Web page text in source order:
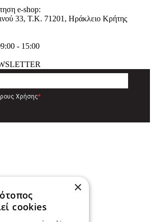
e-shop:
33, T.K. 71201, Ηράκλειο Κρήτης
- 15:00
Χρήσης*
×
cookies